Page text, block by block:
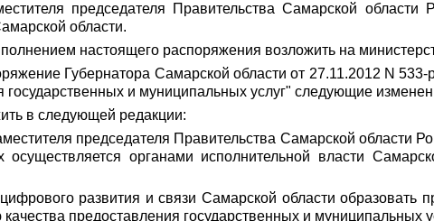
председателя Правительства Самарской
области.
настоящего распоряжения возложить на
Губернатора Самарской области от 27.11.2012 N
государственных и муниципальных услуг" следующие
в следующей редакции:
председателя Правительства Самарской области
осуществляется органами исполнительной власти
развития и связи Самарской области образовать
предоставления государственных и муниципальных